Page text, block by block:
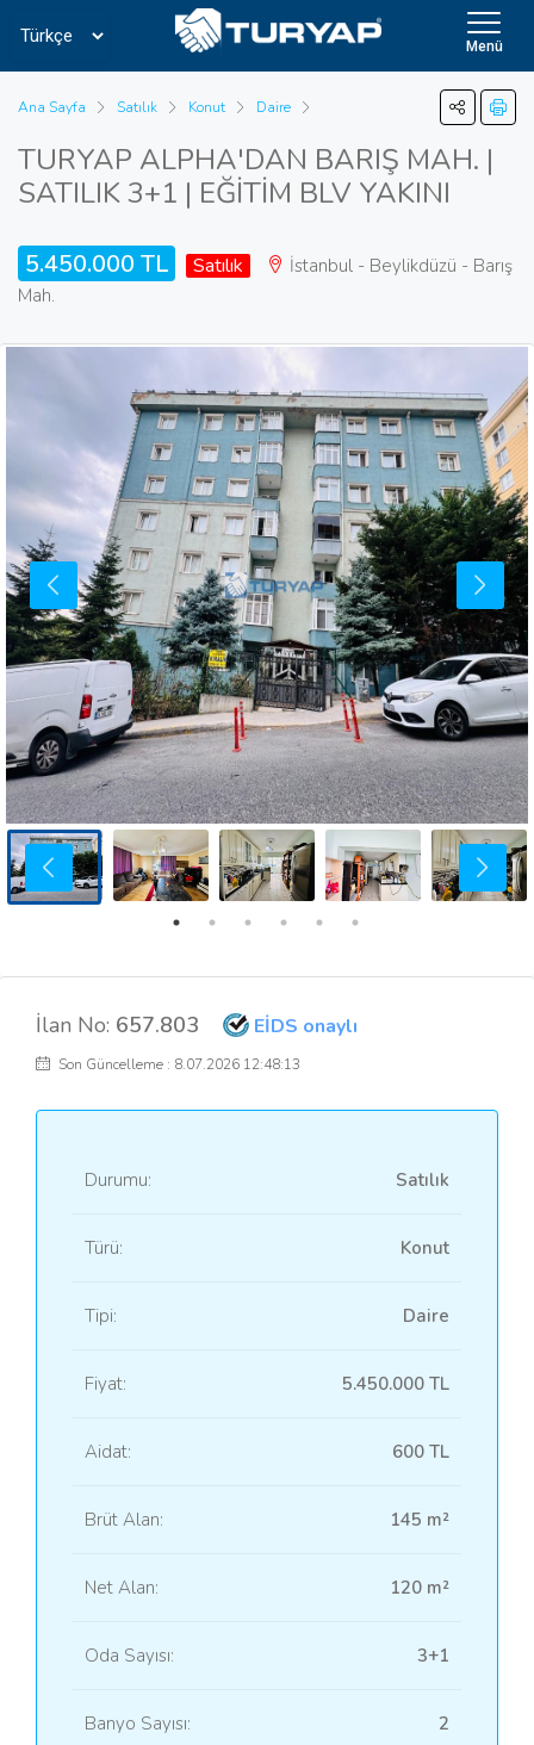
Menü
Ana Sayfa Satılık Konut Daire
TURYAP ALPHA'DAN BARIŞ MAH. |
SATILIK 3+1 | EĞİTİM BLV YAKINI
5.450.000 TL Satılık
İstanbul - Beylikdüzü - Barış
Mah.
İlan No: 657.803 EİDS onaylı
Son Güncelleme : 8.07.2026 12:48:13
Durumu: Satılık
Türü: Konut
Tipi: Daire
Fiyat: 5.450.000 TL
Aidat: 600 TL
Brüt Alan: 145 m²
Net Alan: 120 m²
Oda Sayısı: 3+1
Banyo Sayısı: 2